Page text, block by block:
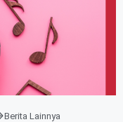
Berita Lainnya